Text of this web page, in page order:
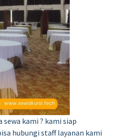
kami ? kami siap
hubungi staff layanan kami